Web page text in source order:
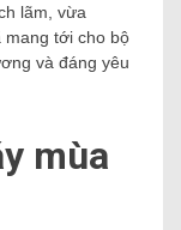
lãm, vừa
mang tới cho bộ
và đáng yêu
mùa